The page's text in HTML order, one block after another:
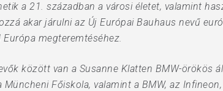
a 21. században a városi életet, valamint
akar járulni az Új Európai Bauhaus nevű
megteremtéséhez.
között van a Susanne Klatten BMW-örökös
Főiskola, valamint a BMW, az